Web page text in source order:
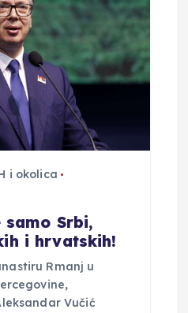
i okolica
samo Srbi,
i hrvatskih!
Rmanj u
Vučić